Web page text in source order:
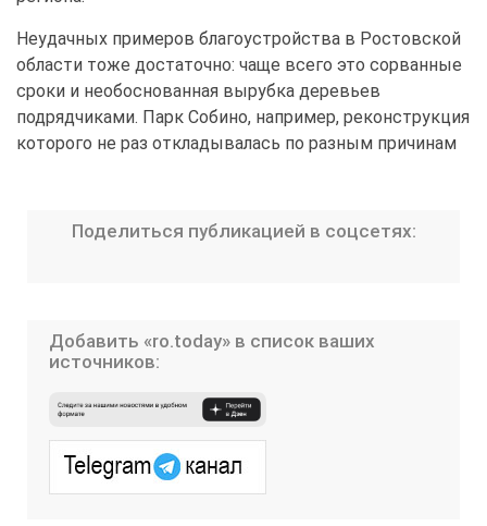
Неудачных примеров благоустройства в Ростовской
области тоже достаточно: чаще всего это сорванные
сроки и необоснованная вырубка деревьев
подрядчиками. Парк Собино, например, реконструкция
которого не раз откладывалась по разным причинам
Поделиться публикацией в соцсетях:
Добавить «ro.today» в список ваших
источников: